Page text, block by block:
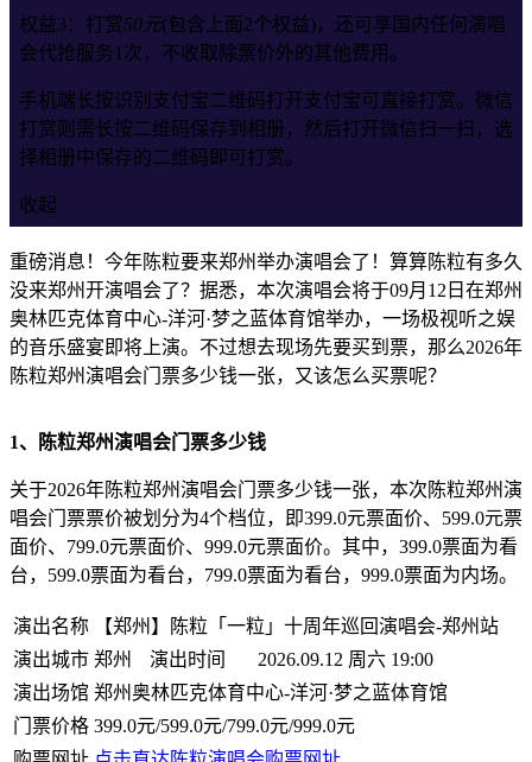
权益3：打赏50元(包含上面2个权益)，还可享国内任何演唱
会代抢服务1次，不收取除票价外的其他费用。
手机端长按识别支付宝二维码打开支付宝可直接打赏。微信
打赏则需长按二维码保存到相册，然后打开微信扫一扫，选
择相册中保存的二维码即可打赏。
收起
重磅消息！今年陈粒要来郑州举办演唱会了！算算陈粒有多久
没来郑州开演唱会了？据悉，本次演唱会将于09月12日在郑州
奥林匹克体育中心-洋河·梦之蓝体育馆举办，一场极视听之娱
的音乐盛宴即将上演。不过想去现场先要买到票，那么2026年
陈粒郑州演唱会门票多少钱一张，又该怎么买票呢？
1、陈粒郑州演唱会门票多少钱
关于2026年陈粒郑州演唱会门票多少钱一张，本次陈粒郑州演
唱会门票票价被划分为4个档位，即399.0元票面价、599.0元票
面价、799.0元票面价、999.0元票面价。其中，399.0票面为看
台，599.0票面为看台，799.0票面为看台，999.0票面为内场。
演出名称
【郑州】陈粒「一粒」十周年巡回演唱会-郑州站
演出城市 郑州 演出时间
2026.09.12 周六 19:00
演出场馆 郑州奥林匹克体育中心-洋河·梦之蓝体育馆
门票价格 399.0元/599.0元/799.0元/999.0元